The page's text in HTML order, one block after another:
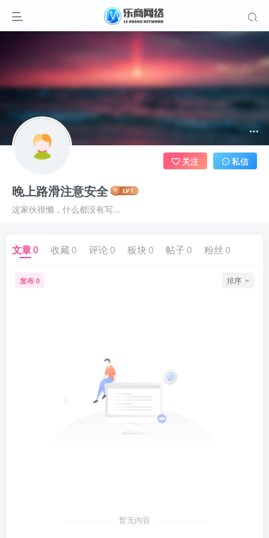
晚上路滑注意安全
这家伙很懒，什么都没有写...
关注 私信
文章0 收藏 0 评论 0 板块 0 帖子 0 粉丝 0
发布 0 排序
暂无内容